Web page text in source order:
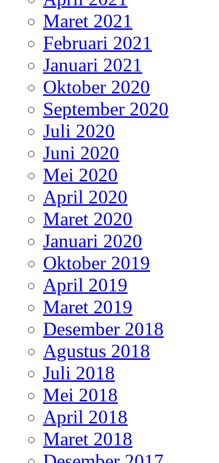
Maret 2021
Februari 2021
Januari 2021
Oktober 2020
September 2020
Juli 2020
Juni 2020
Mei 2020
April 2020
Maret 2020
Januari 2020
Oktober 2019
April 2019
Maret 2019
Desember 2018
Agustus 2018
Juli 2018
Mei 2018
April 2018
Maret 2018